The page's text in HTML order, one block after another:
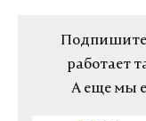
работает
А еще мы